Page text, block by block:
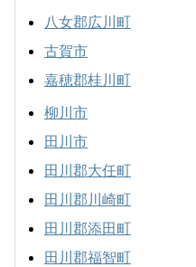
八女郡広川町
古賀市
嘉穂郡桂川町
柳川市
田川市
田川郡大任町
田川郡川崎町
田川郡添田町
田川郡福智町